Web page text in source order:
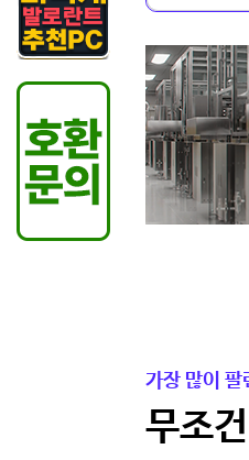
가장 많이 팔
무조